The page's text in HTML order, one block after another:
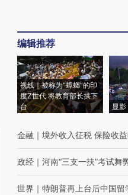
编辑推荐
视线｜被称为“蟑螂”的印
度Z世代 将教育部长拱下
台
显
金融 ｜ 境外收入征税 保险收
政经 ｜ 河南“三支一扶”考试舞
世界 ｜ 特朗普再上台后中国